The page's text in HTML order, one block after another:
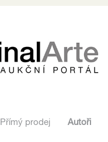
Přímý prodej Autoři